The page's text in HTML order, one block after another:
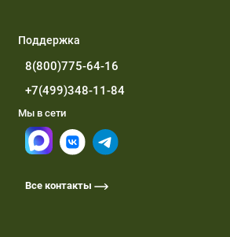
Поддержка
8(800)775-64-16
+7(499)348-11-84
Мы в сети
Все контакты